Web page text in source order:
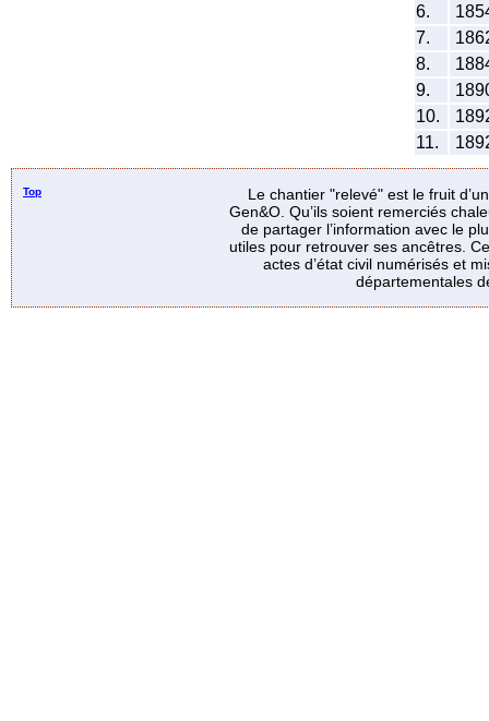
6.
7.
8.
9.
10.
11.
Top
Le chantier "relevé" est le fruit
Gen&O. Qu’ils soient remerciés
de partager l’information avec le
utiles pour retrouver ses ancêtres.
actes d’état civil numérisés et
départementales